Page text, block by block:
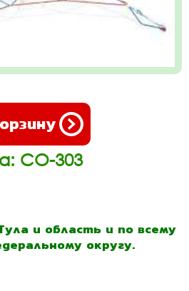
СО-303
и область и по всему
округу.